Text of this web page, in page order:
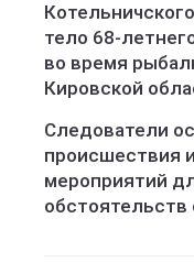
тело 68-
во время
Кировской
Следователи
происшествия
мероприятий
обстоятельств